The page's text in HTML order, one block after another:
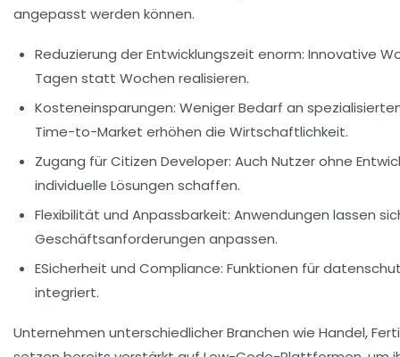
angepasst werden können.
Reduzierung der Entwicklungszeit enorm: Innovative
Tagen statt Wochen realisieren.
Kosteneinsparungen: Weniger Bedarf an
Time-to-Market erhöhen die Wirtschaftlichkeit.
Zugang für Citizen Developer: Auch Nutzer ohne
individuelle Lösungen schaffen.
Flexibilität und Anpassbarkeit: Anwendungen lassen
Geschäftsanforderungen anpassen.
ESicherheit und Compliance: Funktionen für
integriert.
Unternehmen unterschiedlicher Branchen wie Handel,